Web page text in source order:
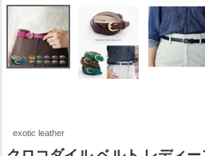
exotic leather